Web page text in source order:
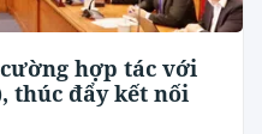
hợp tác với
thúc đẩy kết nối